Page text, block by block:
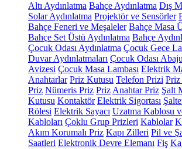
Altı Aydınlatma Bahçe Aydınlatma Dış
Solar Aydınlatma Projektör ve Sensörler
Bahçe Feneri ve Meşaleler Bahçe Masa
Bahçe Set Üstü Aydınlatma Bahçe
Çocuk Odası Aydınlatma Çocuk Gece
Duvar Aydınlatmaları Çocuk Odası
Avizesi Çocuk Masa Lambası Elektrik
Anahtarlar Priz Kutusu Telefon Prizi Priz
Priz Nümeris Priz Priz Anahtar Priz Şalt
Kutusu Kontaktör Elektrik Sigortası
Rölesi Elektrik Sayacı Uzatma Kablosu
Kabloları Çoklu Grup Prizleri Kablolar
Akım Korumalı Priz Kapı Zilleri Pil ve
Saatleri Elektronik Devre Elemanı Fiş